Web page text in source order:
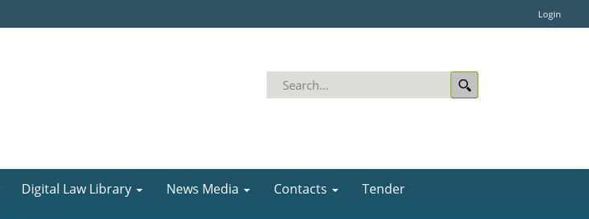
Login
Digital Law Library News Media Contacts Tender